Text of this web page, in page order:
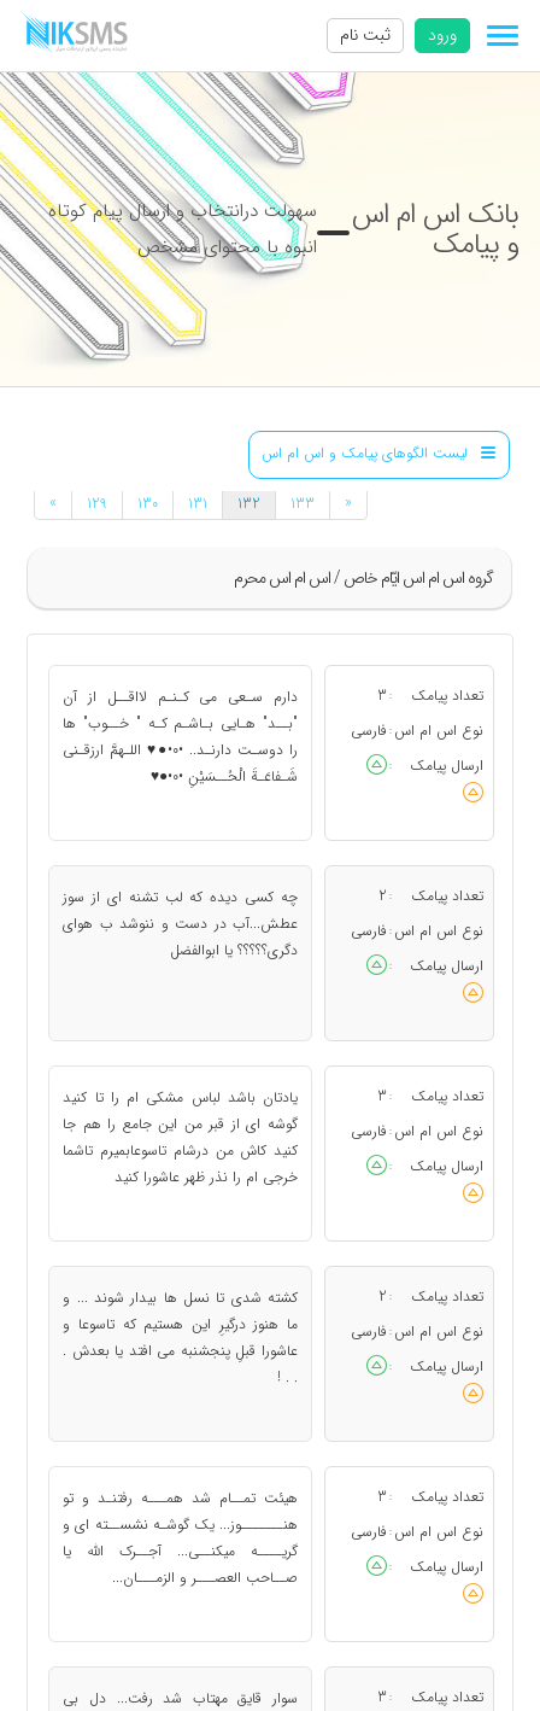
ورود ثبت نام
بانک اس ام اس
و پیامک
سهولت درانتخاب و ارسال پیام کوتاه
انبوه با محتوای مشخص
لیست الگوهای پیامک و اس ام اس
گروه اس ام اس ايّام خاص / اس ام اس محرم
» 129 130 131 132 133 «
تعداد پیامک :
3
نوع اس ام اس : فارسی
ارسال پیامک
:
دارم سـعی می کـنـم لااقــل از آن
"بــد" هـایی بـاشـم کـه " خــوب" ها
را دوسـت دارنـد.. •٠•●♥ اللـهمَّ ارزقـنی
شَـفاعَـةَ الْحُــسَیْنِ •٠•●♥
تعداد پیامک :
2
نوع اس ام اس : فارسی
ارسال پیامک
:
چه کسی دیده که لب تشنه ای از سوز
عطش...آب در دست و ننوشد ب هوای
دگری؟؟؟؟؟ یا ابوالفضل
تعداد پیامک :
3
نوع اس ام اس : فارسی
ارسال پیامک
:
یادتان باشد لباس مشکی ام را تا کنید
گوشه ای از قبر من این جامع را هم جا
کنید کاش من درشام تاسوعابمیرم تاشما
خرجی ام را نذر ظهر عاشورا کنید
تعداد پیامک :
2
نوع اس ام اس : فارسی
ارسال پیامک
:
کشته شدی تا نسل ها بيدار شوند ... و
ما هنوز درگيرِ اين هستيم که تاسوعا و
عاشورا قبلِ پنجشنبه می افتد يا بعدش .
. . !
تعداد پیامک :
3
نوع اس ام اس : فارسی
ارسال پیامک
:
هیئت تمــام شد همـــه رفتنـد و تو
هنـــــــوز... یک گوشـه نشســته ای و
گریــــه میکنــی... آجــرک الله یا
صــاحب العصـــر و الزمـــان...
تعداد پیامک :
3
سوار قایق مهتاب شد رفت... دل بی